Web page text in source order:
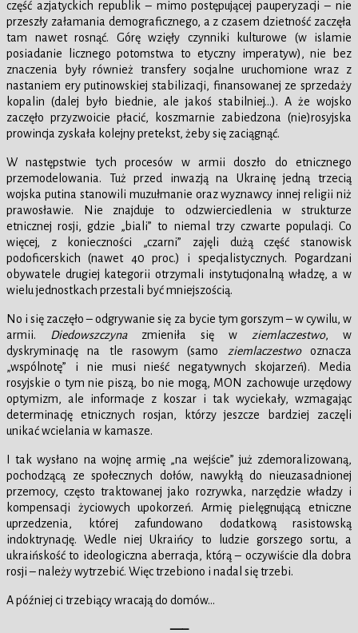
część azjatyckich republik – mimo postępującej pauperyzacji – nie
przeszły załamania demograficznego, a z czasem dzietność zaczęła
tam nawet rosnąć. Górę wzięły czynniki kulturowe (w islamie
posiadanie licznego potomstwa to etyczny imperatyw), nie bez
znaczenia były również transfery socjalne uruchomione wraz z
nastaniem ery putinowskiej stabilizacji, finansowanej ze sprzedaży
kopalin (dalej było biednie, ale jakoś stabilniej…). A że wojsko
zaczęło przyzwoicie płacić, koszmarnie zabiedzona (nie)rosyjska
prowincja zyskała kolejny pretekst, żeby się zaciągnąć.
W następstwie tych procesów w armii doszło do etnicznego
przemodelowania. Tuż przed inwazją na Ukrainę jedną trzecią
wojska putina stanowili muzułmanie oraz wyznawcy innej religii niż
prawosławie. Nie znajduje to odzwierciedlenia w strukturze
etnicznej rosji, gdzie „biali” to niemal trzy czwarte populacji. Co
więcej, z konieczności „czarni” zajęli dużą część stanowisk
podoficerskich (nawet 40 proc.) i specjalistycznych. Pogardzani
obywatele drugiej kategorii otrzymali instytucjonalną władzę, a w
wielu jednostkach przestali być mniejszością.
No i się zaczęło – odgrywanie się za bycie tym gorszym – w cywilu, w
armii.
Diedowszczynazmieniła się w ziemlaczestwo, w
dyskryminację na tle rasowym (samo ziemlaczestwooznacza
„wspólnotę” i nie musi nieść negatywnych skojarzeń). Media
rosyjskie o tym nie piszą, bo nie mogą, MON zachowuje urzędowy
optymizm, ale informacje z koszar i tak wyciekały, wzmagając
determinację etnicznych rosjan, którzy jeszcze bardziej zaczęli
unikać wcielania w kamasze.
I tak wysłano na wojnę armię „na wejście” już zdemoralizowaną,
pochodzącą ze społecznych dołów, nawykłą do nieuzasadnionej
przemocy, często traktowanej jako rozrywka, narzędzie władzy i
kompensacji życiowych upokorzeń. Armię pielęgnującą etniczne
uprzedzenia, której zafundowano dodatkową rasistowską
indoktrynację. Wedle niej Ukraińcy to ludzie gorszego sortu, a
ukraińskość to ideologiczna aberracja, którą – oczywiście dla dobra
rosji – należy wytrzebić. Więc trzebiono i nadal się trzebi.
A później ci trzebiący wracają do domów…
—–